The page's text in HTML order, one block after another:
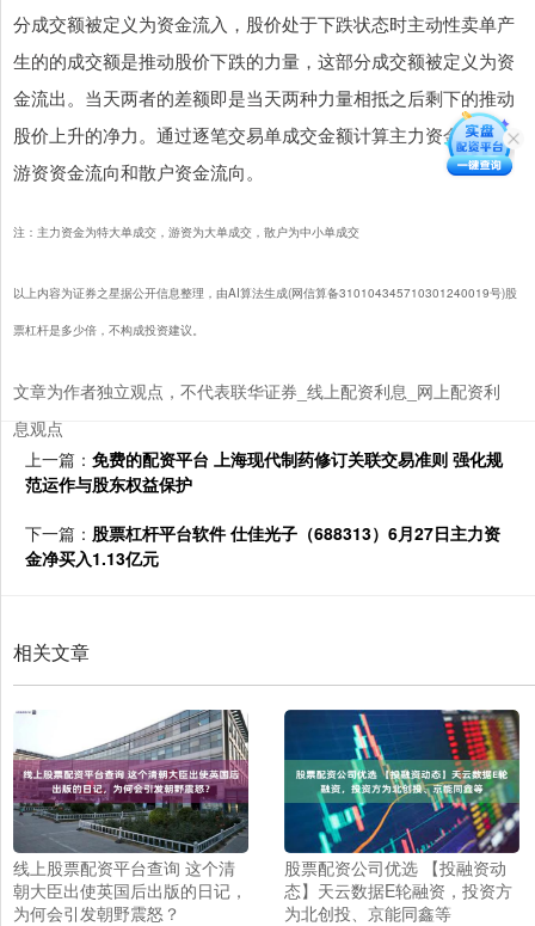
分成交额被定义为资金流入，股价处于下跌状态时主动性卖单产
生的的成交额是推动股价下跌的力量，这部分成交额被定义为资
金流出。当天两者的差额即是当天两种力量相抵之后剩下的推动
股价上升的净力。通过逐笔交易单成交金额计算主力资金流向、
游资资金流向和散户资金流向。
注：主力资金为特大单成交，游资为大单成交，散户为中小单成交
以上内容为证券之星据公开信息整理，由AI算法生成(网信算备310104345710301240019号)股
票杠杆是多少倍，不构成投资建议。
文章为作者独立观点，不代表联华证券_线上配资利息_网上配资利
息观点
上一篇： 免费的配资平台 上海现代制药修订关联交易准则 强化规
范运作与股东权益保护
下一篇： 股票杠杆平台软件 仕佳光子（688313）6月27日主力资
金净买入1.13亿元
相关文章
线上股票配资平台查询 这个清
朝大臣出使英国后出版的日记，
为何会引发朝野震怒？
股票配资公司优选 【投融资动
态】天云数据E轮融资，投资方
为北创投、京能同鑫等